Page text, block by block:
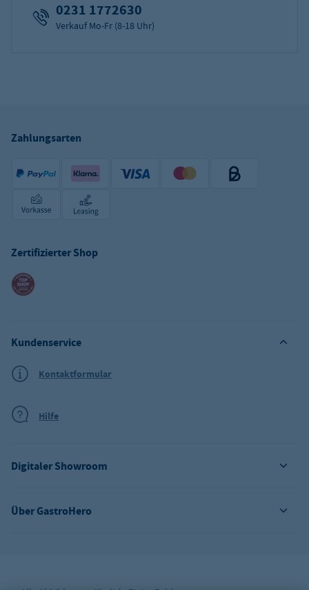
0231 1772630
Verkauf Mo-Fr (8-18 Uhr)
Zahlungsarten
Zertifizierter Shop
Über GastroHero
Digitaler Showroom
Kundenservice
Kontaktformular
Hilfe